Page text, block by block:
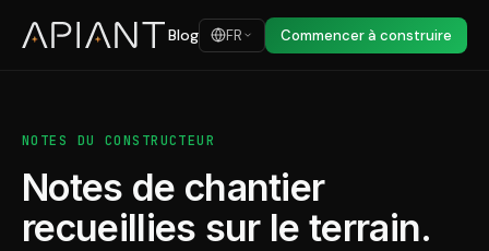
Blog FR Commencer à construire
NOTES DU CONSTRUCTEUR
Notes de chantier
recueillies sur le terrain.